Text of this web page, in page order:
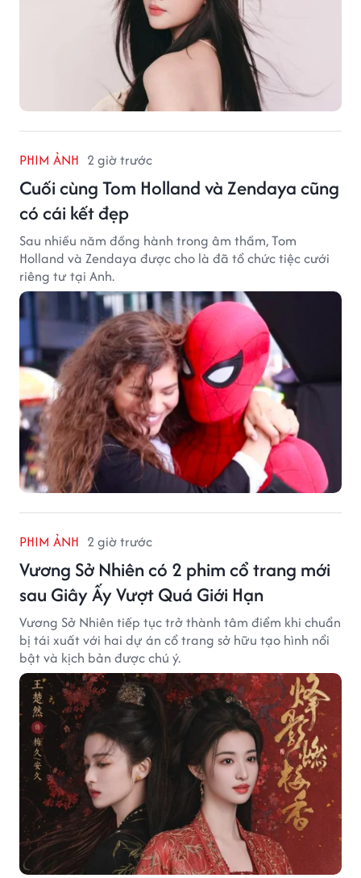
PHIM ẢNH 2 giờ trước
Cuối cùng Tom Holland và Zendaya cũng
có cái kết đẹp
Sau nhiều năm đồng hành trong âm thầm, Tom
Holland và Zendaya được cho là đã tổ chức tiệc cưới
riêng tư tại Anh.
PHIM ẢNH 2 giờ trước
Vương Sở Nhiên có 2 phim cổ trang mới
sau Giây Ấy Vượt Quá Giới Hạn
Vương Sở Nhiên tiếp tục trở thành tâm điểm khi chuẩn
bị tái xuất với hai dự án cổ trang sở hữu tạo hình nổi
bật và kịch bản được chú ý.